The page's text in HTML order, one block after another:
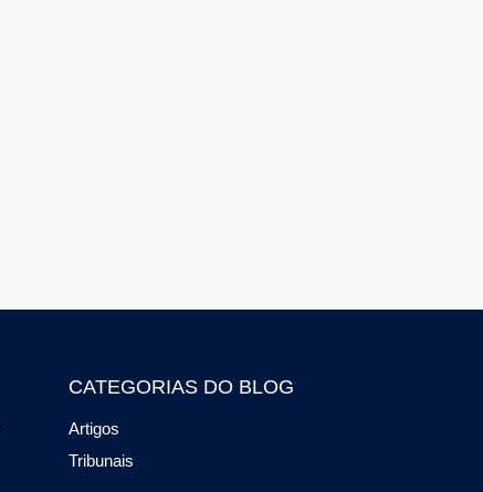
CATEGORIAS DO BLOG
Artigos
Tribunais